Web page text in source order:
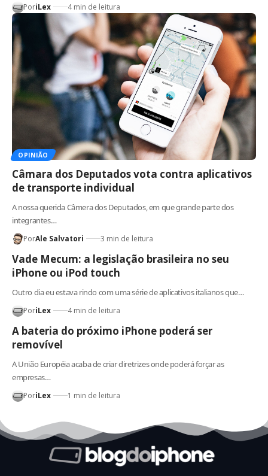
PoriLex 4 min de leitura
OPINIÃO
Câmara dos Deputados vota contra aplicativos
de transporte individual
A nossa querida Câmera dos Deputados, em que grande parte dos
integrantes…
PorAle Salvatori 3 min de leitura
Vade Mecum: a legislação brasileira no seu
iPhone ou iPod touch
Outro dia eu estava rindo com uma série de aplicativos italianos que…
PoriLex 4 min de leitura
A bateria do próximo iPhone poderá ser
removível
A União Européia acaba de criar diretrizes onde poderá forçar as
empresas…
PoriLex 1 min de leitura